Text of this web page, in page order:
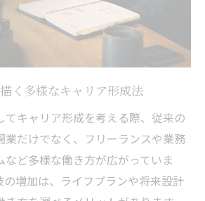
を活かした理想的ライフプラン
を超える美容師の新キャリア事
イフプラン戦略を解説
高収入を狙うライフプラン実践例
えるキャリア形成と年収アップ
く多様なキャリア形成法
てキャリア形成を考える際、従来の
業だけでなく、フリーランスや業務
など多様な働き方が広がっていま
の増加は、ライフプランや将来設計